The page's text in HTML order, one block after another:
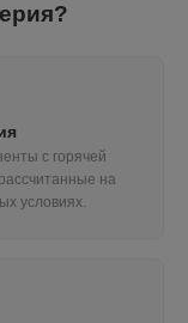
с горячей
на
условиях.